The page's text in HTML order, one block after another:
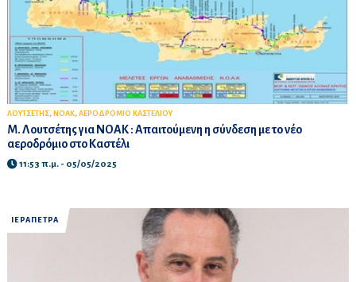
ΛΟΥΤΣΕΤΗΣ, ΝΟΑΚ, ΑΕΡΟΔΡΟΜΙΟ ΚΑΣΤΕΛΙΟΥ
Μ. Λουτσέτης για ΝΟΑΚ : Απαιτούμενη η σύνδεση με το νέο
αεροδρόμιο στο Καστέλι
11:53 π.μ. - 05/05/2025
ΙΕΡΑΠΕΤΡΑ